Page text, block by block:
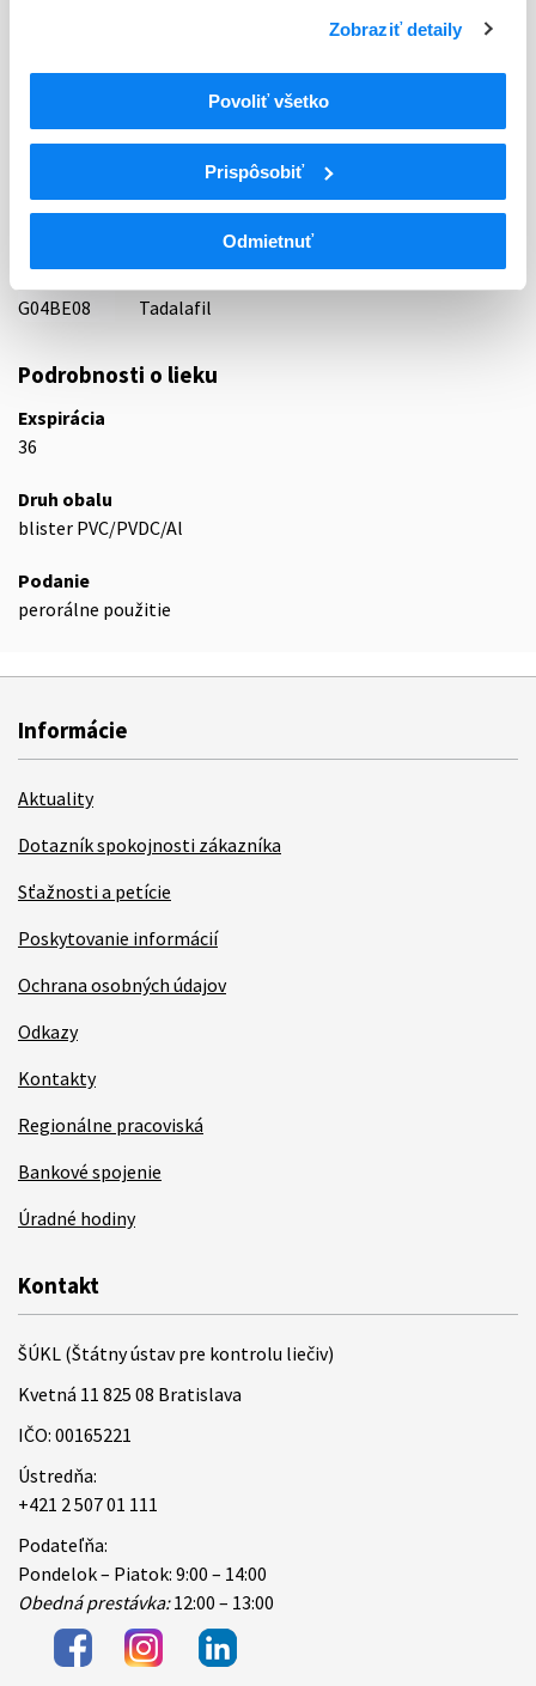
Zobraziť detaily
Povoliť všetko
Prispôsobiť
Odmietnuť
ATC
UROGENITÁLNY TRAKT A POHLAVNÉ
HORMÓNY
UROLOGIKÁ
G04BE08
Tadalafil
Podrobnosti o lieku
Exspirácia
36
Druh obalu
blister PVC/PVDC/Al
Podanie
perorálne použitie
Informácie
Aktuality
Dotazník spokojnosti zákazníka
Sťažnosti a petície
Poskytovanie informácií
Ochrana osobných údajov
Odkazy
Kontakty
Regionálne pracoviská
Bankové spojenie
Úradné hodiny
Kontakt
ŠÚKL (Štátny ústav pre kontrolu liečiv)
Kvetná 11 825 08 Bratislava
IČO: 00165221
Ústredňa:
+421 2 507 01 111
Podateľňa:
Pondelok – Piatok: 9:00 – 14:00
Obedná prestávka:12:00 – 13:00